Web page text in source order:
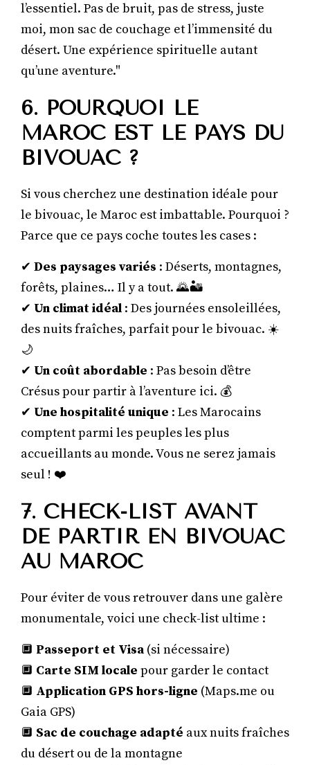
l’essentiel. Pas de bruit, pas de stress, juste
moi, mon sac de couchage et l’immensité du
désert. Une expérience spirituelle autant
qu’une aventure."
6. POURQUOI LE
MAROC EST LE PAYS DU
BIVOUAC ?
Si vous cherchez une destination idéale pour
le bivouac, le Maroc est imbattable. Pourquoi ?
Parce que ce pays coche toutes les cases :
✔ Des paysages variés : Déserts, montagnes,
forêts, plaines… Il y a tout. 🌄🏜️
✔ Un climat idéal : Des journées ensoleillées,
des nuits fraîches, parfait pour le bivouac. ☀️
🌙
✔ Un coût abordable : Pas besoin d’être
Crésus pour partir à l’aventure ici. 💰
✔ Une hospitalité unique : Les Marocains
comptent parmi les peuples les plus
accueillants au monde. Vous ne serez jamais
seul ! ❤️
7. CHECK-LIST AVANT
DE PARTIR EN BIVOUAC
AU MAROC
Pour éviter de vous retrouver dans une galère
monumentale, voici une check-list ultime :
🔲 Passeport et Visa(si nécessaire)
🔲 Carte SIM locale pour garder le contact
🔲 Application GPS hors-ligne (Maps.me ou
Gaia GPS)
🔲 Sac de couchage adapté aux nuits fraîches
du désert ou de la montagne